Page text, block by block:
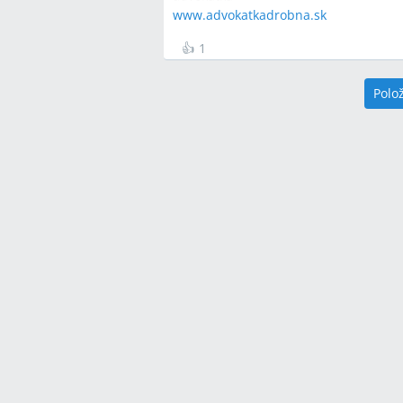
www.advokatkadrobna.sk
👍 1